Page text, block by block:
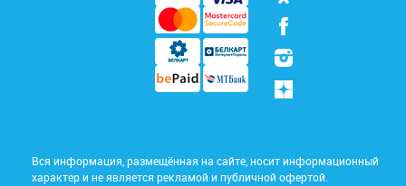
Вся информация, размещённая на сайте, носит информационный
характер и не является рекламой и публичной офертой.